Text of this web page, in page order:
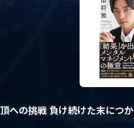
頂への挑戦 負け続けた末につ